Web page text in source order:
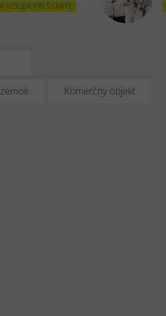
VOĽBA PRI ŠTARTE
Komerčný objekt